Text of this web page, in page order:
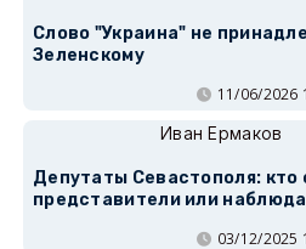
Слово "Украина" не
Зеленскому
11/06/2026
Иван Ермаков
Депутаты Севастополя: кто
представители или
03/12/2025